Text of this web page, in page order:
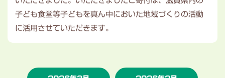
子ども食堂等子どもを真ん中においた地域づくりの活動
に活用させていただきます。